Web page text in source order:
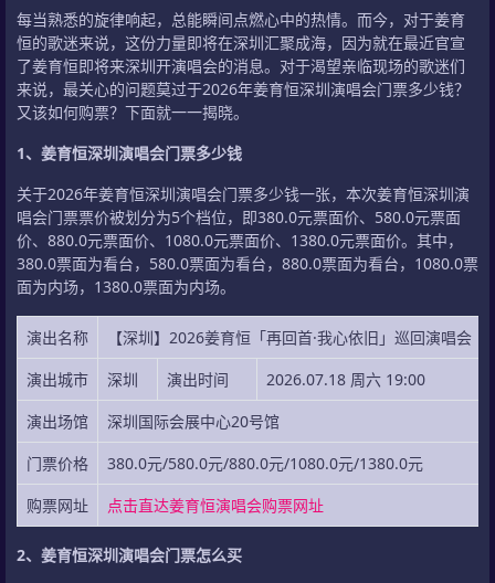
每当熟悉的旋律响起，总能瞬间点燃心中的热情。而今，对于姜育
恒的歌迷来说，这份力量即将在深圳汇聚成海，因为就在最近官宣
了姜育恒即将来深圳开演唱会的消息。对于渴望亲临现场的歌迷们
来说，最关心的问题莫过于2026年姜育恒深圳演唱会门票多少钱？
又该如何购票？下面就一一揭晓。
1、姜育恒深圳演唱会门票多少钱
关于2026年姜育恒深圳演唱会门票多少钱一张，本次姜育恒深圳演
唱会门票票价被划分为5个档位，即380.0元票面价、580.0元票面
价、880.0元票面价、1080.0元票面价、1380.0元票面价。其中，
380.0票面为看台，580.0票面为看台，880.0票面为看台，1080.0票
面为内场，1380.0票面为内场。
演出名称
【深圳】2026姜育恒「再回首·我心依旧」巡回演唱会
演出城市
深圳 演出时间
2026.07.18 周六 19:00
演出场馆
深圳国际会展中心20号馆
门票价格
380.0元/580.0元/880.0元/1080.0元/1380.0元
购票网址
点击直达姜育恒演唱会购票网址
2、姜育恒深圳演唱会门票怎么买